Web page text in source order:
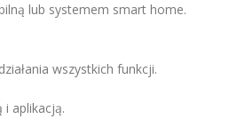
lub systemem smart home.
wszystkich funkcji.
aplikacją.